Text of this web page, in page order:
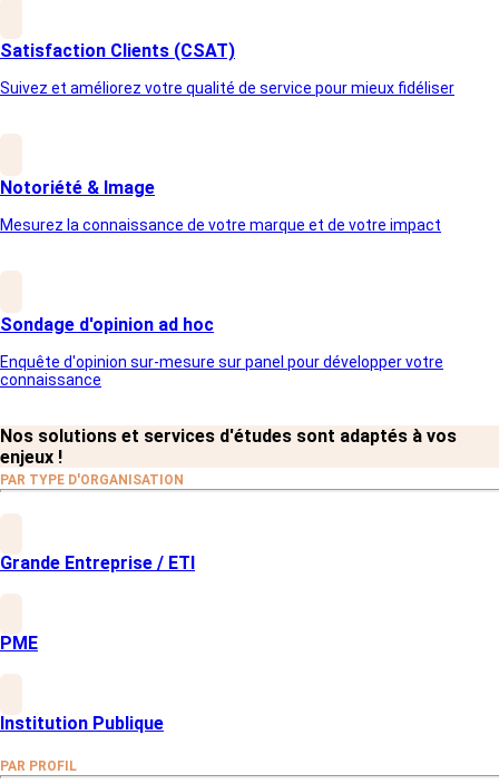
Satisfaction Clients (CSAT)
Suivez et améliorez votre qualité de service pour mieux fidéliser
Notoriété & Image
Mesurez la connaissance de votre marque et de votre impact
Sondage d'opinion ad hoc
Enquête d'opinion sur-mesure sur panel pour développer votre
connaissance
Nos solutions et services d'études sont adaptés à vos
enjeux !
PAR TYPE D'ORGANISATION
Grande Entreprise / ETI
PME
Institution Publique
PAR PROFIL
Découvrez comment votre marque est
perçue
Identifiez les valeurs, émotions et
associations que votre marque inspire.
Comparez-vous à vos concurrents
Mesurez vos efforts marketing
notoriété et l’image de votre entreprise.
Renforcez votre position sur le marché
Détectez des segments de marché où
Fidélisez votre audience